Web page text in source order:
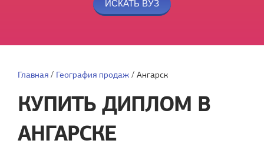
Главная / География продаж / Ангарск
КУПИТЬ ДИПЛОМ В
АНГАРСКЕ